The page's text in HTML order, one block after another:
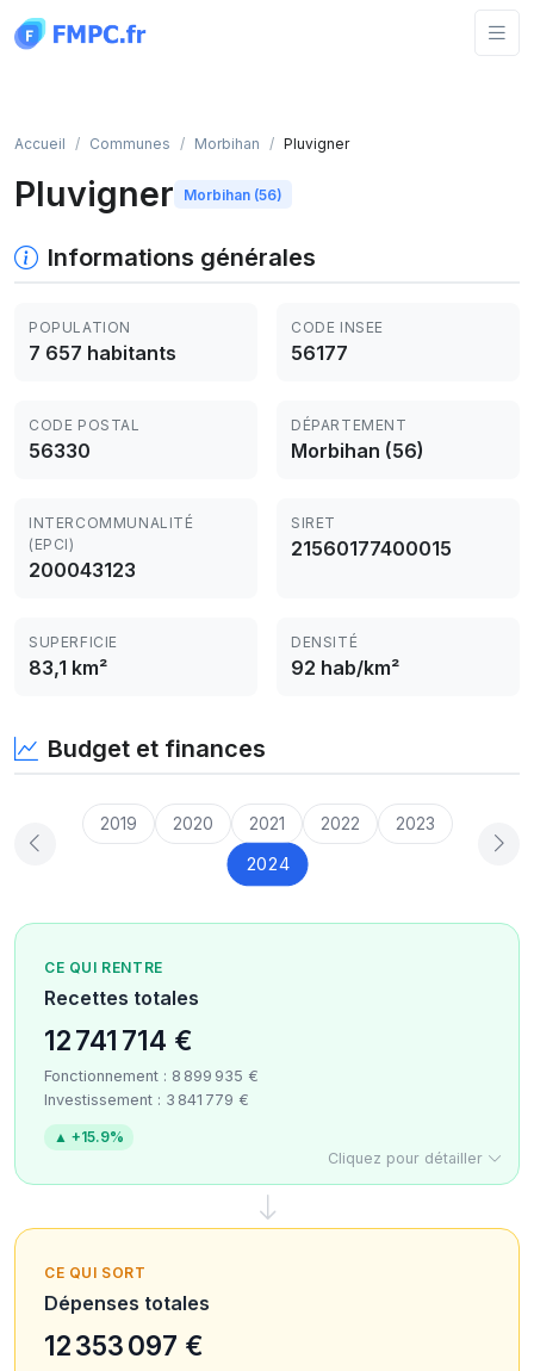
Accueil Communes Morbihan Pluvigner
Pluvigner Morbihan (56)
Informations générales
POPULATION
7 657 habitants
CODE INSEE
56177
CODE POSTAL
56330
DÉPARTEMENT
Morbihan (56)
INTERCOMMUNALITÉ
(EPCI)
200043123
SIRET
21560177400015
SUPERFICIE
83,1 km²
DENSITÉ
92 hab/km²
Budget et finances
2019 2020 2021 2022 2023
2024
CE QUI RENTRE
Recettes totales
12 741 714 €
Fonctionnement : 8 899 935 €
Investissement : 3 841 779 €
▲ +15.9%
Cliquez pour détailler
CE QUI SORT
Dépenses totales
12 353 097 €
Panneau de gestion des cookies